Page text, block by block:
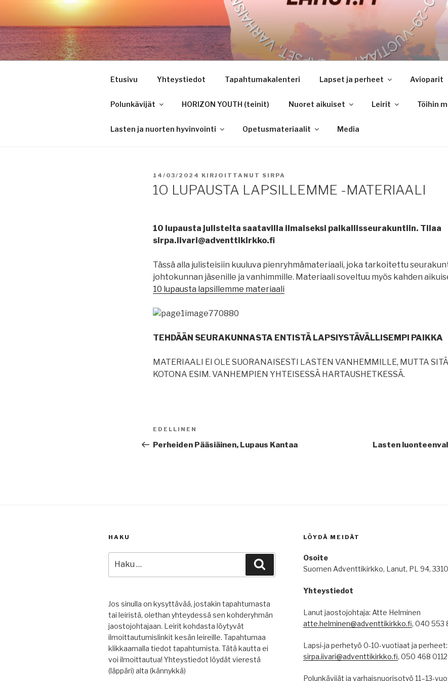
Etusivu Yhteystiedot Tapahtumakalenteri Lapset ja perheet Avioparit
Polunkävijät HORIZON YOUTH (teinit) Nuoret aikuiset Leirit Töihin
Lasten ja nuorten hyvinvointi Opetusmateriaalit Media
JULKAISTU
14/03/2024 KIRJOITTANUT SIRPA
1O LUPAUSTA LAPSILLEMME -MATERIAALI
10 lupausta julisteita saatavilla ilmaiseksi paikallisseurakuntiin. Tilaa
sirpa.iivari@adventtikirkko.fi
Tässä alla julisteisiin kuuluva pienryhmämateriaali, joka tarkoitettu
johtokunnan jäsenille ja vanhimmille. Materiaali soveltuu myös kahden
10 lupausta lapsillemme materiaali
TEHDÄÄN SEURAKUNNASTA ENTISTÄ LAPSIYSTÄVÄLLISEMPI PAIKKA
MATERIAALI EI OLE SUORANAISESTI LASTEN VANHEMMILLE, MUTTA
KOTONA ESIM. VANHEMPIEN YHTEISESSÄ HARTAUSHETKESSÄ.
Artikkelien
selaus
Edellinen
artikkeli
EDELLINEN
Perheiden Pääsiäinen, Lupaus Kantaa Lasten
HAKU
Jos sinulla on kysyttävää, jostakin tapahtumasta
tai leiristä, olethan yhteydessä sen kohderyhmän
jaostojohtajaan. Leirit kohdasta löytyvät
ilmoittautumislinkit kesän leireille. Tapahtumaa
klikkaamalla tiedot tapahtumista. Tätä kautta ei
voi ilmoittautua! Yhteystiedot löydät vierestä
(läppäri) alta (kännykkä)
LÖYDÄ MEIDÄT
Osoite
Suomen Adventtikirkko, Lanut, PL 94,
Yhteystiedot
Lanut jaostojohtaja: Atte Helminen
atte.helminen@adventtikirkko.fi, 040 553
Lapsi-ja perhetyö 0-10-vuotiaat ja perheet:
sirpa.iivari@adventtikirkko.fi, 050 468 0112
Polunkävijät ja varhaisnuorisotyö 11–13-